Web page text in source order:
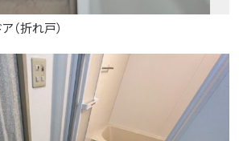
（折れ戸）